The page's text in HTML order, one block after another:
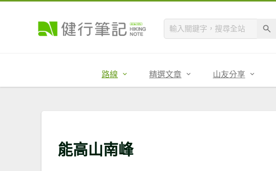
路線 精選文章 山友分享
能高山南峰